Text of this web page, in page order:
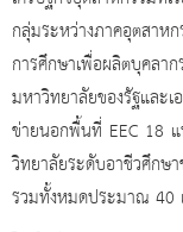
กลุ่มระหว่างภาคอุตสาห
การศึกษาเพื่อผลิตบุค
มหาวิทยาลัยของรัฐแล
ข่ายนอกพื้นที่ EEC 18
วิทยาลัยระดับอาชีวศึกษ
รวมทั้งหมดประมาณ 40